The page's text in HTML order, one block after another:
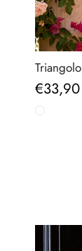
Prezzo
€33,90